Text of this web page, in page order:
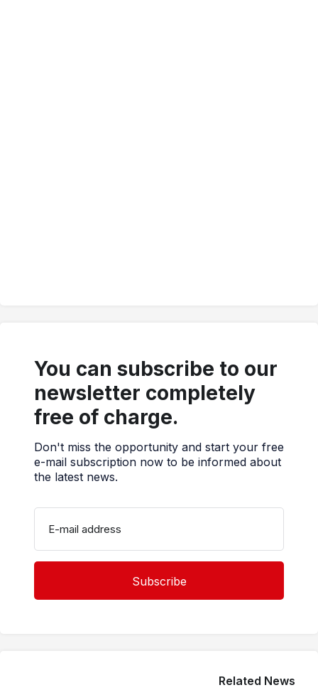
You can subscribe to our
newsletter completely
free of charge.
Don't miss the opportunity and start your free
e-mail subscription now to be informed about
the latest news.
E-mail address
Related News